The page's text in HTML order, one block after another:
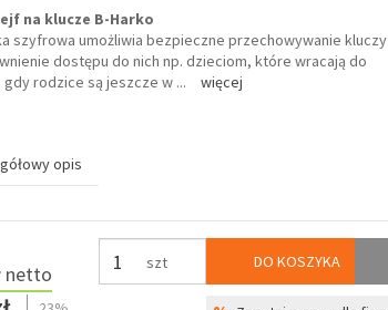
na klucze B-Harko
szyfrowa umożliwia bezpieczne przechowywanie kluczy
dostępu do nich np. dzieciom, które wracają do
gdy rodzice są jeszcze w ... więcej
opis
netto
szt DO KOSZYKA